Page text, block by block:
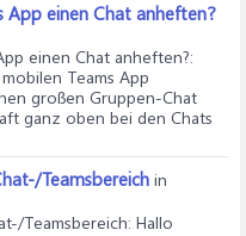
App einen Chat anheften?
einen Chat anheften?:
Teams App
großen Gruppen-Chat
ganz oben bei den Chats
Teamsbereich in
Teamsbereich: Hallo